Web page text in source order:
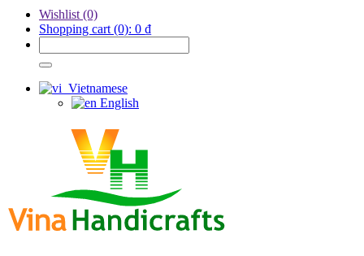
Wishlist (0)
Shopping cart (0): 0 ₫
Vietnamese
English